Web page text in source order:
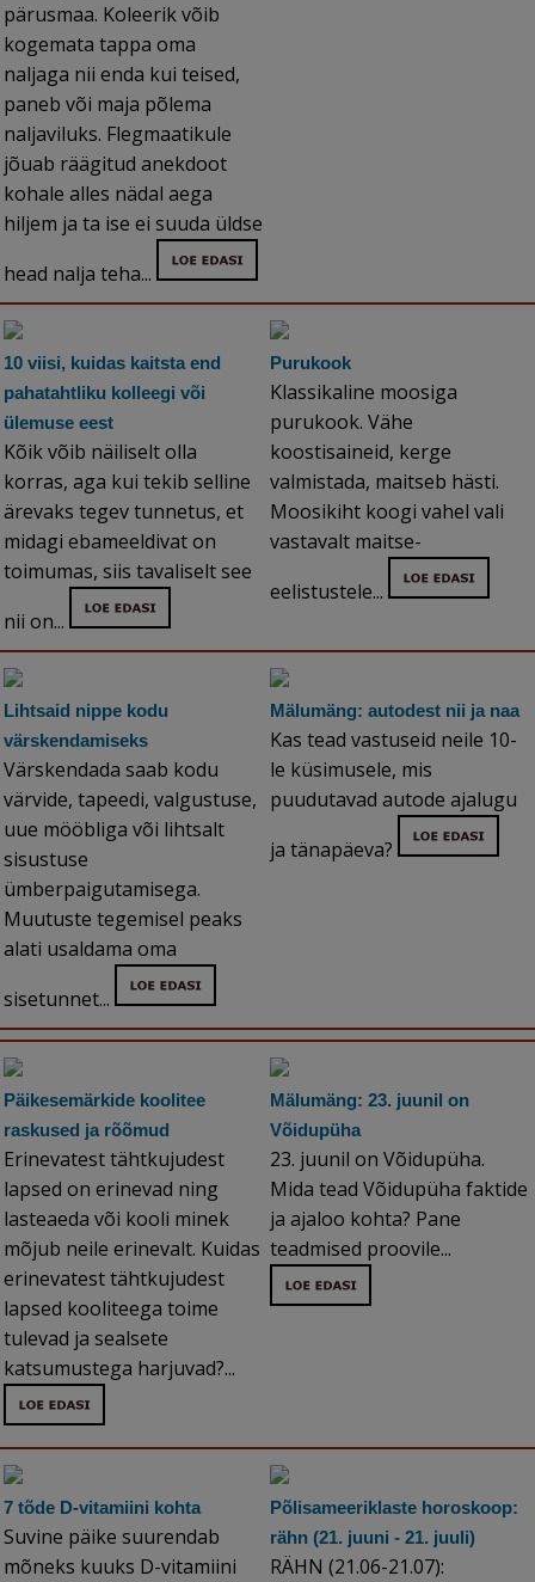
pärusmaa. Koleerik võib
kogemata tappa oma
naljaga nii enda kui teised,
paneb või maja põlema
naljaviluks. Flegmaatikule
jõuab räägitud anekdoot
kohale alles nädal aega
hiljem ja ta ise ei suuda üldse
head nalja teha...
10 viisi, kuidas kaitsta end
pahatahtliku kolleegi või
ülemuse eest
Kõik võib näiliselt olla
korras, aga kui tekib selline
ärevaks tegev tunnetus, et
midagi ebameeldivat on
toimumas, siis tavaliselt see
nii on...
Purukook
Klassikaline moosiga
purukook. Vähe
koostisaineid, kerge
valmistada, maitseb hästi.
Moosikiht koogi vahel vali
vastavalt maitse-
eelistustele...
Lihtsaid nippe kodu
värskendamiseks
Värskendada saab kodu
värvide, tapeedi, valgustuse,
uue mööbliga või lihtsalt
sisustuse
ümberpaigutamisega.
Muutuste tegemisel peaks
alati usaldama oma
sisetunnet...
Mälumäng: autodest nii ja naa
Kas tead vastuseid neile 10-
le küsimusele, mis
puudutavad autode ajalugu
ja tänapäeva?
Päikesemärkide koolitee
raskused ja rõõmud
Erinevatest tähtkujudest
lapsed on erinevad ning
lasteaeda või kooli minek
mõjub neile erinevalt. Kuidas
erinevatest tähtkujudest
lapsed kooliteega toime
tulevad ja sealsete
katsumustega harjuvad?...
Mälumäng: 23. juunil on
Võidupüha
23. juunil on Võidupüha.
Mida tead Võidupüha faktide
ja ajaloo kohta? Pane
teadmised proovile...
7 tõde D-vitamiini kohta
Suvine päike suurendab
mõneks kuuks D-vitamiini
Põlisameeriklaste horoskoop:
rähn (21. juuni - 21. juuli)
RÄHN (21.06-21.07):